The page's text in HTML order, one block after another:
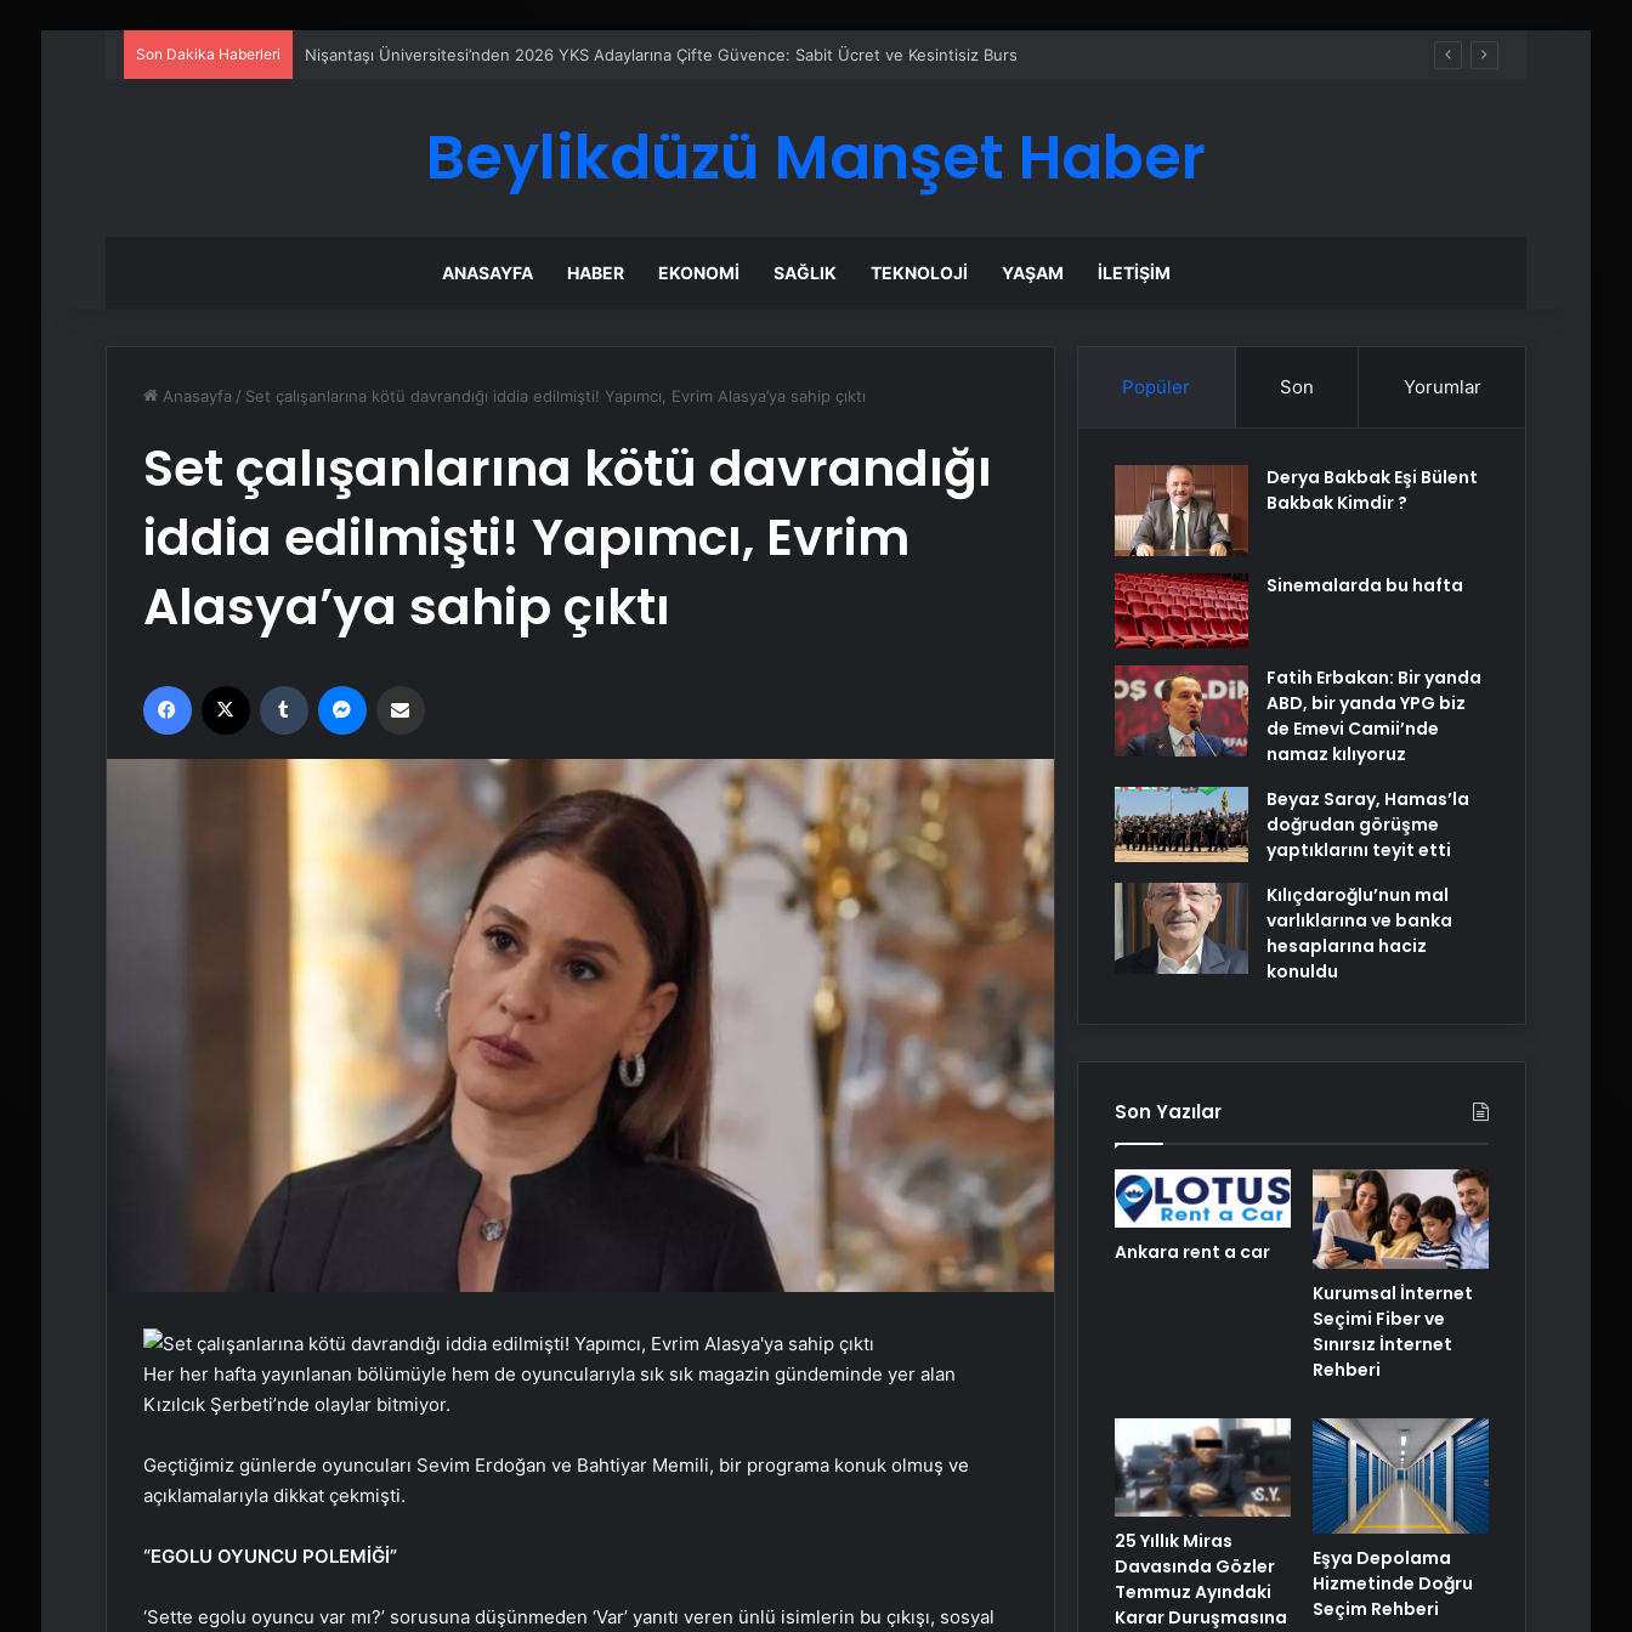
Son Dakika Haberleri Ankara rent a car
Beylikdüzü Manşet Haber
ANASAYFA HABER EKONOMI SAĞLIK TEKNOLOJI YAŞAM İLETIŞIM
Anasayfa / Set çalışanlarına kötü davrandığı iddia edilmişti! Yapımcı, Evrim Alasya’ya sahip çıktı
Set çalışanlarına kötü davrandığı
iddia edilmişti! Yapımcı, Evrim
Alasya’ya sahip çıktı
Facebook Tumblr
Her her hafta yayınlanan bölümüyle hem de oyuncularıyla sık sık magazin gündeminde yer alan
Kızılcık Şerbeti’nde olaylar bitmiyor.
Geçtiğimiz günlerde oyuncuları Sevim Erdoğan ve Bahtiyar Memili, bir programa konuk olmuş ve
açıklamalarıyla dikkat çekmişti.
“EGOLU OYUNCU POLEMİĞİ”
‘Sette egolu oyuncu var mı?’ sorusuna düşünmeden ‘Var’ yanıtı veren ünlü isimlerin bu çıkışı, sosyal
Popüler Son Yorumlar
Derya Bakbak Eşi Bülent
Bakbak Kimdir ?
Sinemalarda bu hafta
Fatih Erbakan: Bir yanda
ABD, bir yanda YPG biz
de Emevi Camii’nde
namaz kılıyoruz
Beyaz Saray, Hamas’la
doğrudan görüşme
yaptıklarını teyit etti
Kılıçdaroğlu’nun mal
varlıklarına ve banka
hesaplarına haciz
konuldu
Son Yazılar
Ankara rent a car
Kurumsal İnternet
Seçimi Fiber ve
Sınırsız İnternet
Rehberi
25 Yıllık Miras
Davasında Gözler
Temmuz Ayındaki
Karar Duruşmasına
Eşya Depolama
Hizmetinde Doğru
Seçim Rehberi